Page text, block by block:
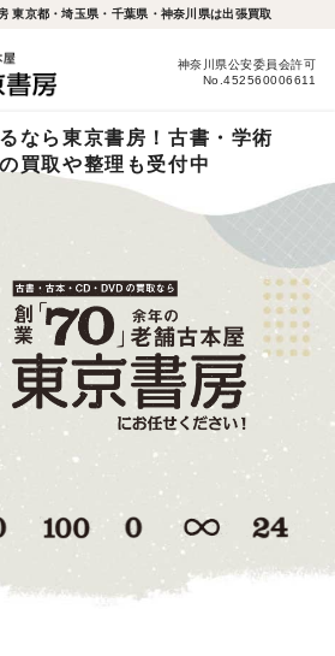
東京都・埼玉県・千葉県・神奈川県は出張買取
神奈川県公安委員会許可
No.452560006611
なら東京書房！古書・学術
買取や整理も受付中